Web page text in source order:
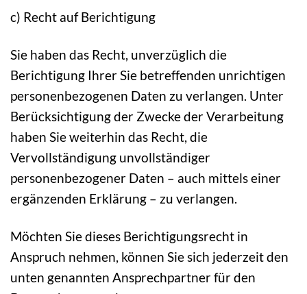
c) Recht auf Berichtigung
Sie haben das Recht, unverzüglich die
Berichtigung Ihrer Sie betreffenden unrichtigen
personenbezogenen Daten zu verlangen. Unter
Berücksichtigung der Zwecke der Verarbeitung
haben Sie weiterhin das Recht, die
Vervollständigung unvollständiger
personenbezogener Daten – auch mittels einer
ergänzenden Erklärung – zu verlangen.
Möchten Sie dieses Berichtigungsrecht in
Anspruch nehmen, können Sie sich jederzeit den
unten genannten Ansprechpartner für den